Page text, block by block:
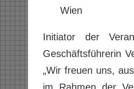
Wien
Initiator der
Geschäftsführerin
„Wir freuen uns,